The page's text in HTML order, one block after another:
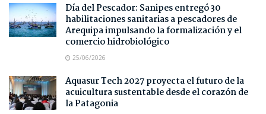
Día del Pescador: Sanipes entregó 30
habilitaciones sanitarias a pescadores de
Arequipa impulsando la formalización y el
comercio hidrobiológico
25/06/2026
Aquasur Tech 2027 proyecta el futuro de la
acuicultura sustentable desde el corazón de
la Patagonia